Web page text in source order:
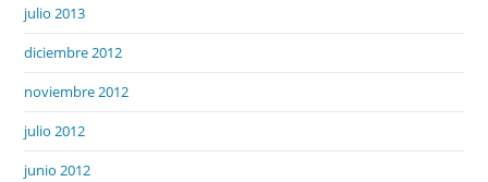
julio 2013
diciembre 2012
noviembre 2012
julio 2012
junio 2012